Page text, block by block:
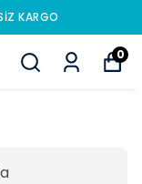
KARGO
0